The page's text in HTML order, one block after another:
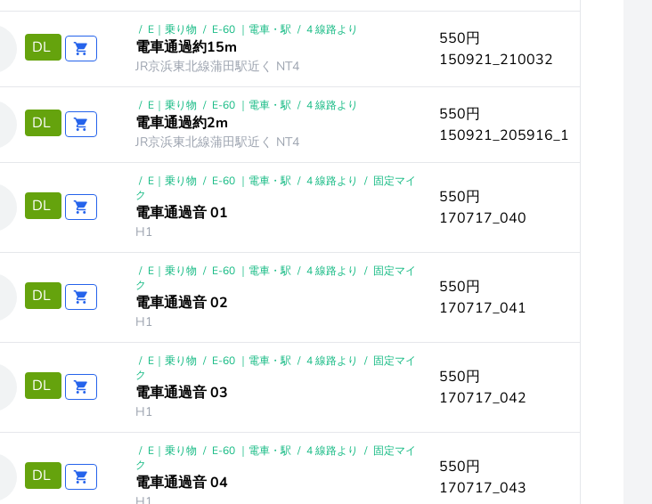
DL
/ E｜乗り物 / E-60 ｜電車・駅 / 4 線路より
電車通過約15m
JR京浜東北線蒲田駅近く NT4
550円
150921_210032
DL
/ E｜乗り物 / E-60 ｜電車・駅 / 4 線路より
電車通過約2m
JR京浜東北線蒲田駅近く NT4
550円
150921_205916_1
DL
/ E｜乗り物 / E-60 ｜電車・駅 / 4 線路より / 固定マイ
ク
電車通過音 01
H1
550円
170717_040
DL
/ E｜乗り物 / E-60 ｜電車・駅 / 4 線路より / 固定マイ
ク
電車通過音 02
H1
550円
170717_041
DL
/ E｜乗り物 / E-60 ｜電車・駅 / 4 線路より / 固定マイ
ク
電車通過音 03
H1
550円
170717_042
DL
/ E｜乗り物 / E-60 ｜電車・駅 / 4 線路より / 固定マイ
ク
電車通過音 04
550円
170717_043